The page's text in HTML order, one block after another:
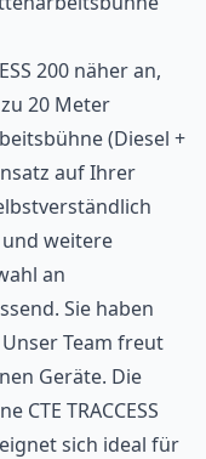
200 näher an,
20 Meter
(Diesel +
auf Ihrer
weitere
an
Sie haben
Team freut
Geräte. Die
TRACCESS
sich ideal für